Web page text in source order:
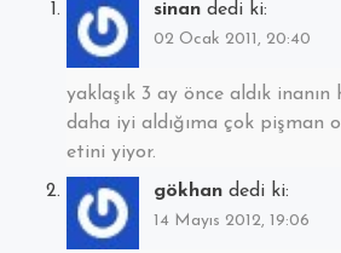
sinan dedi ki:
02 Ocak 2011, 20:40
yaklaşık 3 ay önce aldık inanın
daha iyi aldığıma çok pişman
etini yiyor.
gökhan dedi ki:
14 Mayıs 2012, 19:06